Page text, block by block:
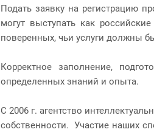
Подать заявку на регистрацию
могут выступать как
поверенных, чьи услуги должны
Корректное заполнение,
определенных знаний и опыта.
С 2006 г. агентство
собственности. Участие наших